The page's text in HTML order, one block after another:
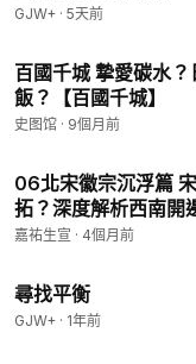
GJW+ · 5天前
百國千城 摯愛碳水
飯？【百國千城】
史图馆 · 9個月前
06北宋徽宗沉浮篇
拓？深度解析西南開
【千秋一面｜北宋戰
嘉祐生宣 · 4個月前
尋找平衡
GJW+ · 1年前